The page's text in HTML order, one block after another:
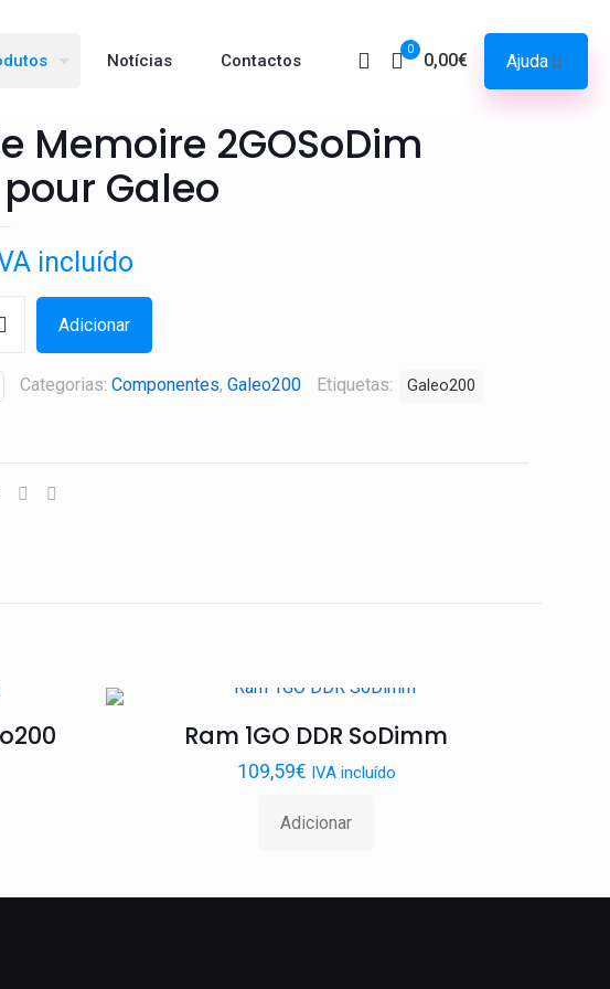
Notícias Contactos
0
0,00€ Ajuda
Memoire 2GOSoDim
pour Galeo
incluído
Adicionar
Categorias: Componentes, Galeo200 Etiquetas:
Galeo200
Ram 1GO DDR SoDimm
109,59€ IVA incluído
Adicionar